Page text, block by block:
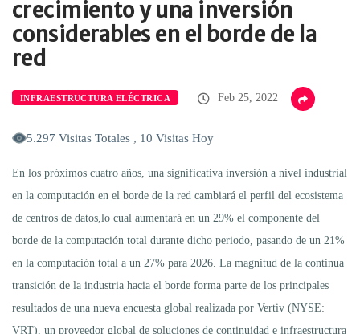
crecimiento y una inversión
considerables en el borde de la
red
INFRAESTRUCTURA ELÉCTRICA Feb 25, 2022
5.297 Visitas Totales , 10 Visitas Hoy
En los próximos cuatro años, una significativa inversión a nivel industrial
en la computación en el borde de la red cambiará el perfil del ecosistema
de centros de datos,lo cual aumentará en un 29% el componente del
borde de la computación total durante dicho periodo, pasando de un 21%
en la computación total a un 27% para 2026. La magnitud de la continua
transición de la industria hacia el borde forma parte de los principales
resultados de una nueva encuesta global realizada por Vertiv (NYSE:
VRT), un proveedor global de soluciones de continuidad e infraestructura